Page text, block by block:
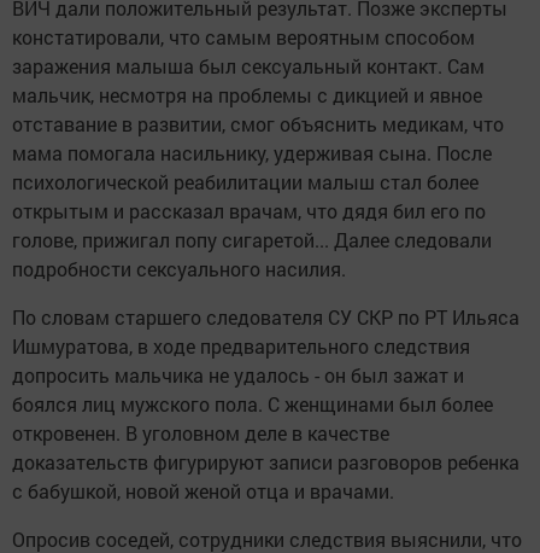
ВИЧ дали положительный результат. Позже эксперты
констатировали, что самым вероятным способом
заражения малыша был сексуальный контакт. Сам
мальчик, несмотря на проблемы с дикцией и явное
отставание в развитии, смог объяснить медикам, что
мама помогала насильнику, удерживая сына. После
психологической реабилитации малыш стал более
открытым и рассказал врачам, что дядя бил его по
голове, прижигал попу сигаретой... Далее следовали
подробности сексуального насилия.
По словам старшего следователя СУ СКР по РТ Ильяса
Ишмуратова, в ходе предварительного следствия
допросить мальчика не удалось - он был зажат и
боялся лиц мужского пола. С женщинами был более
откровенен. В уголовном деле в качестве
доказательств фигурируют записи разговоров ребенка
с бабушкой, новой женой отца и врачами.
Опросив соседей, сотрудники следствия выяснили, что